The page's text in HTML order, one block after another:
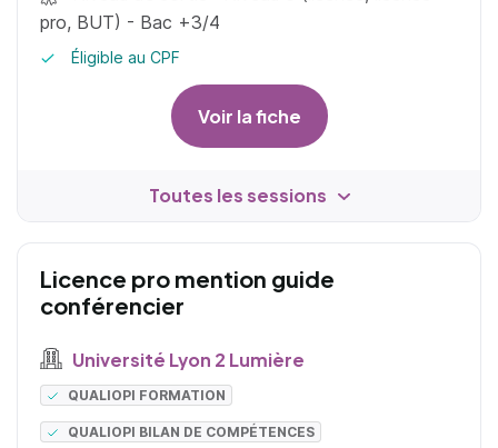
pro, BUT) - Bac +3/4
Éligible au CPF
Voir la fiche
Toutes les sessions
Licence pro mention guide
conférencier
Université Lyon 2 Lumière
QUALIOPI FORMATION
QUALIOPI BILAN DE COMPÉTENCES